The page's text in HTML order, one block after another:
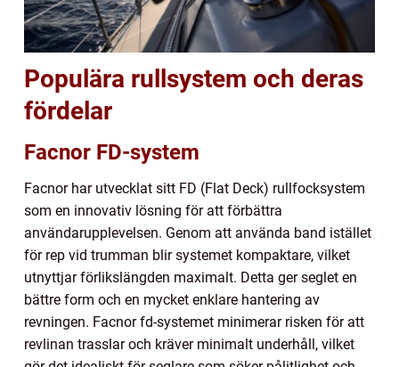
Populära rullsystem och deras
fördelar
Facnor FD-system
Facnor har utvecklat sitt FD (Flat Deck) rullfocksystem
som en innovativ lösning för att förbättra
användarupplevelsen. Genom att använda band istället
för rep vid trumman blir systemet kompaktare, vilket
utnyttjar förlikslängden maximalt. Detta ger seglet en
bättre form och en mycket enklare hantering av
revningen. Facnor fd-systemet minimerar risken för att
revlinan trasslar och kräver minimalt underhåll, vilket